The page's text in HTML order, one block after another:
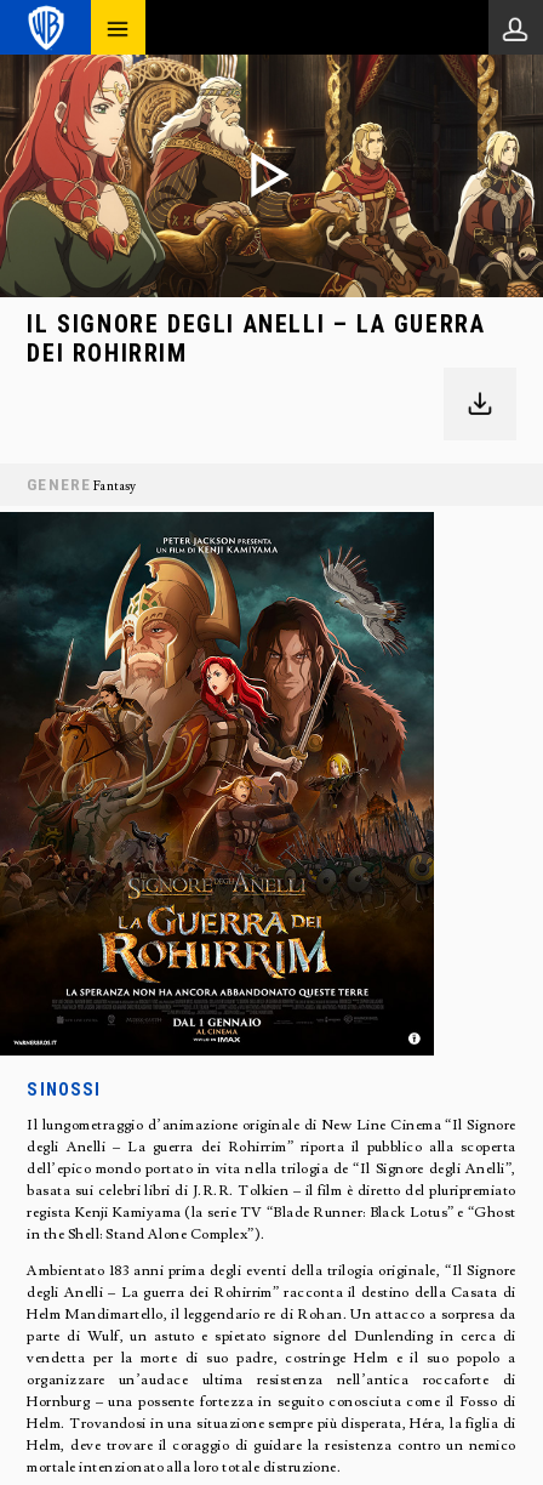
IL SIGNORE DEGLI ANELLI – LA GUERRA
DEI ROHIRRIM
GENERE Fantasy
SINOSSI
Il lungometraggio d’animazione originale di New Line Cinema “Il Signore
degli Anelli – La guerra dei Rohirrim” riporta il pubblico alla scoperta
dell’epico mondo portato in vita nella trilogia de “Il Signore degli Anelli”,
basata sui celebri libri di J.R.R. Tolkien – il film è diretto del pluripremiato
regista Kenji Kamiyama (la serie TV “Blade Runner: Black Lotus” e “Ghost
in the Shell: Stand Alone Complex”).
Ambientato 183 anni prima degli eventi della trilogia originale, “Il Signore
degli Anelli – La guerra dei Rohirrim” racconta il destino della Casata di
Helm Mandimartello, il leggendario re di Rohan. Un attacco a sorpresa da
parte di Wulf, un astuto e spietato signore del Dunlending in cerca di
vendetta per la morte di suo padre, costringe Helm e il suo popolo a
organizzare un’audace ultima resistenza nell’antica roccaforte di
Hornburg – una possente fortezza in seguito conosciuta come il Fosso di
Helm. Trovandosi in una situazione sempre più disperata, Héra, la figlia di
Helm, deve trovare il coraggio di guidare la resistenza contro un nemico
mortale intenzionato alla loro totale distruzione.